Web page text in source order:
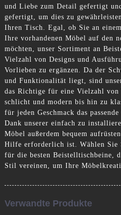
und Liebe zum Detail gefertigt
gefertigt, um dies zu
Ihren Tisch. Egal, ob Sie an
Ihre vorhandenen Möbel auf den
möchten, unser Sortiment an
Vielzahl von Designs und
Vorlieben zu ergänzen. Da der
und Funktionalität liegt, sind
das Richtige für eine Vielzahl
schlicht und modern bis hin zu
für jeden Geschmack das
Dank unserer einfach zu
Möbel außerdem bequem
Hilfe erforderlich ist. Wählen Sie
für die besten Beistelltischbeine,
Stil vereinen, um Ihre
Verwandte Produkte